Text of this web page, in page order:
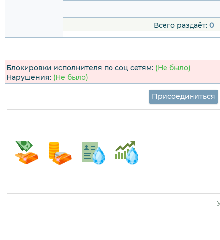
Всего раздаёт: 0
Блокировки исполнителя по соц сетям: (Не было)
Нарушения: (Не было)
Присоединиться